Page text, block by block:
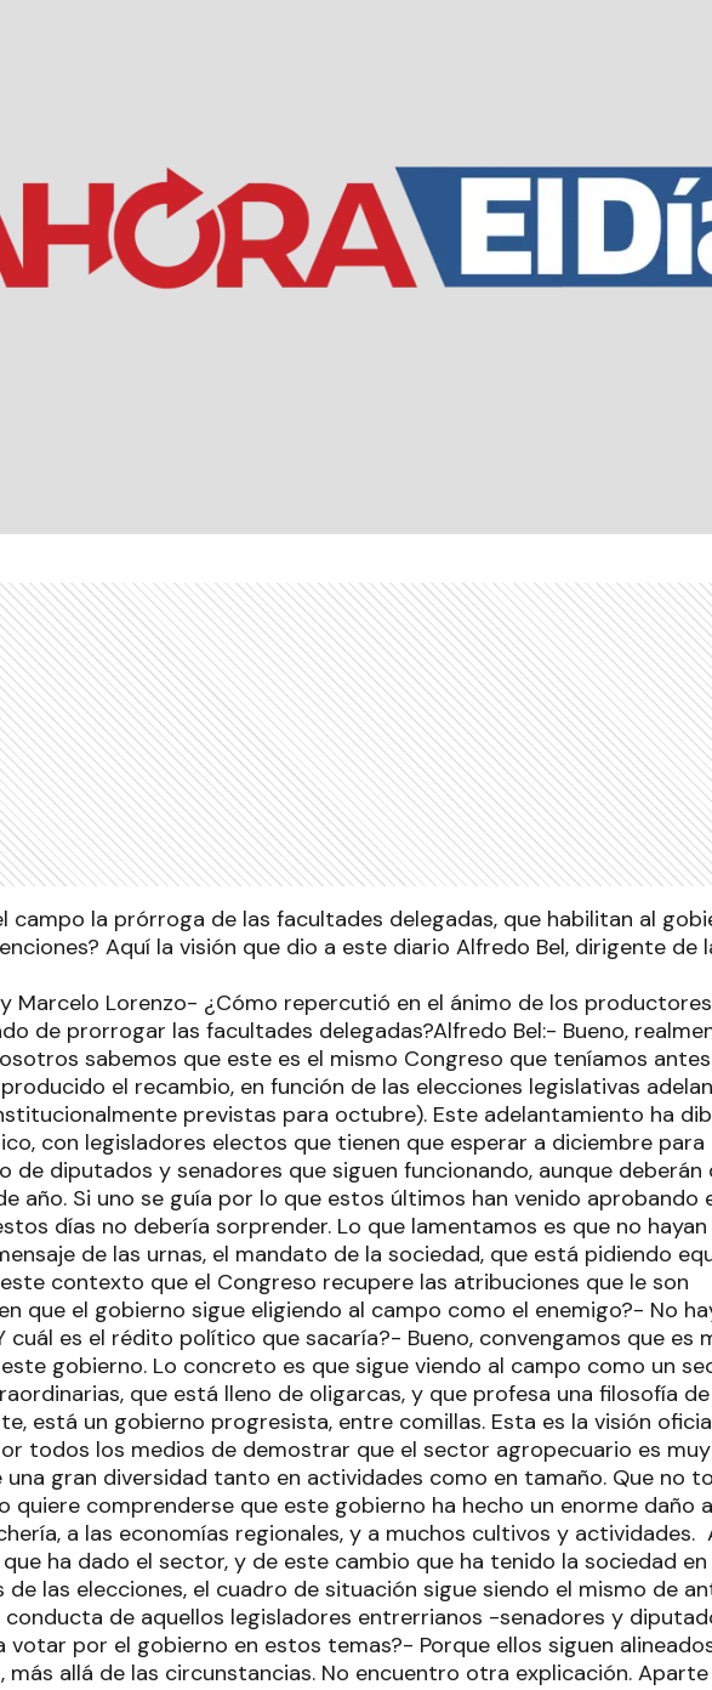
campo la prórroga de las facultades delegadas, que habilitan al
Aquí la visión que dio a este diario Alfredo Bel, dirigente de
y Marcelo Lorenzo- ¿Cómo repercutió en el ánimo de los
de prorrogar las facultades delegadas?Alfredo Bel:- Bueno,
sabemos que este es el mismo Congreso que teníamos
el recambio, en función de las elecciones legislativas
previstas para octubre). Este adelantamiento ha
con legisladores electos que tienen que esperar a diciembre para
de diputados y senadores que siguen funcionando, aunque deberán
año. Si uno se guía por lo que estos últimos han venido aprobando
días no debería sorprender. Lo que lamentamos es que no hayan
de las urnas, el mandato de la sociedad, que está pidiendo
contexto que el Congreso recupere las atribuciones que le son
que el gobierno sigue eligiendo al campo como el enemigo?- No
cuál es el rédito político que sacaría?- Bueno, convengamos que es
gobierno. Lo concreto es que sigue viendo al campo como un
que está lleno de oligarcas, y que profesa una filosofía de
está un gobierno progresista, entre comillas. Esta es la visión
todos los medios de demostrar que el sector agropecuario es muy
una gran diversidad tanto en actividades como en tamaño. Que no
quiere comprenderse que este gobierno ha hecho un enorme daño
a las economías regionales, y a muchos cultivos y actividades.
ha dado el sector, y de este cambio que ha tenido la sociedad en
las elecciones, el cuadro de situación sigue siendo el mismo de
conducta de aquellos legisladores entrerrianos -senadores y
votar por el gobierno en estos temas?- Porque ellos siguen
allá de las circunstancias. No encuentro otra explicación. Aparte